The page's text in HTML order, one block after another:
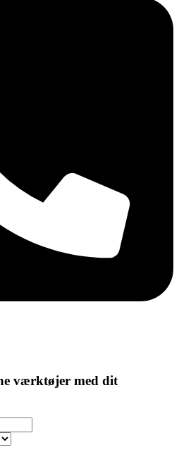
værktøjer med dit